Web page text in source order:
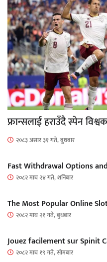
फ्रान्सलाई हराउँदै स्पेन
२०८३ असार ३१ गते, बुधबार
Fast Withdrawal Options
२०८२ माघ २४ गते, शनिबार
The Most Popular Online
२०८२ माघ २१ गते, बुधबार
Jouez facilement sur Spinit
२०८२ माघ १९ गते, सोमबार